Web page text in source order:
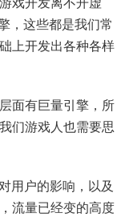
，这些都是我们常
上开发出各种各样
面有巨量引擎，所
们游戏人也需要思
用户的影响，以及
流量已经变的高度